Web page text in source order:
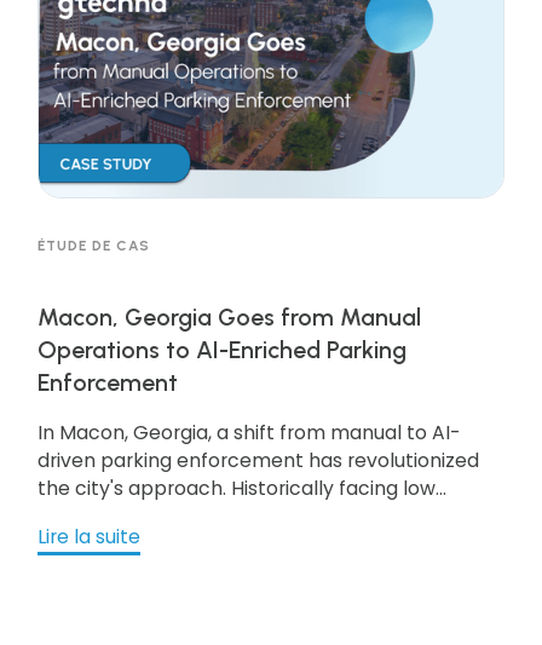
ÉTUDE DE CAS
Macon, Georgia Goes from Manual
Operations to AI-Enriched Parking
Enforcement
In Macon, Georgia, a shift from manual to AI-
driven parking enforcement has revolutionized
the city's approach. Historically facing low
driven License Plate Recognition and GPS
Lire la suite